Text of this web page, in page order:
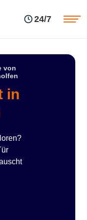
24/7
von
in